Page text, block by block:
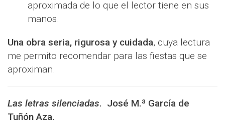
aproximada de lo que el lector tiene en sus
manos.
Una obra seria, rigurosa y cuidada, cuya lectura
me permito recomendar para las fiestas que se
aproximan.
Las letras silenciadas. José M.ª García de
Tuñón Aza.